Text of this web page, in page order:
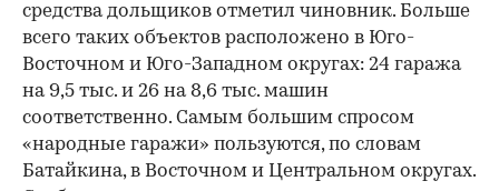
средства дольщиков отметил чиновник. Больше
всего таких объектов расположено в Юго-
Восточном и Юго-Западном округах: 24 гаража
на 9,5 тыс. и 26 на 8,6 тыс. машин
соответственно. Самым большим спросом
«народные гаражи» пользуются, по словам
Батайкина, в Восточном и Центральном округах.